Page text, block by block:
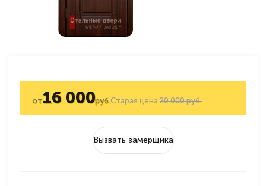
Старая цена20 000 руб.
от16 000руб.
Вызвать замерщика